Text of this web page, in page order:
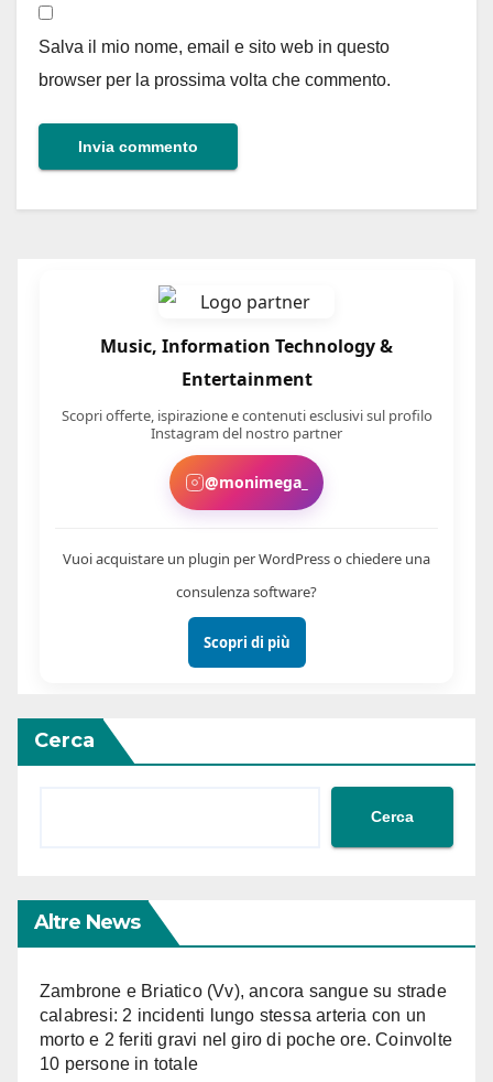
Salva il mio nome, email e sito web in questo
browser per la prossima volta che commento.
Cerca
Cerca
Altre News
Zambrone e Briatico (Vv), ancora sangue su strade
calabresi: 2 incidenti lungo stessa arteria con un
morto e 2 feriti gravi nel giro di poche ore. Coinvolte
10 persone in totale
Music, Information Technology &
Entertainment
Scopri offerte, ispirazione e contenuti esclusivi sul profilo
Instagram del nostro partner
@monimega_
Vuoi acquistare un plugin per WordPress o chiedere una
consulenza software?
Scopri di più